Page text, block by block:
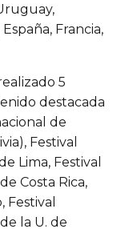
Francia,
5
destacada
de
Festival
Lima, Festival
Costa Rica,
Festival
la U. de